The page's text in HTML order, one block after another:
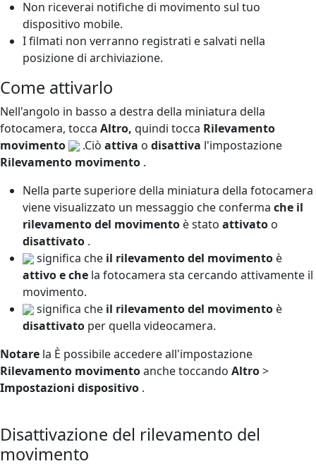
Non riceverai notifiche di movimento sul tuo
dispositivo mobile.
I filmati non verranno registrati e salvati nella
posizione di archiviazione.
Come attivarlo
Nell'angolo in basso a destra della miniatura della
fotocamera, tocca Altro, quindi tocca Rilevamento
movimento
.Ciò attiva o disattiva l'impostazione
Rilevamento movimento .
Nella parte superiore della miniatura della fotocamera
viene visualizzato un messaggio che conferma che il
rilevamento del movimento è stato attivato o
disattivato .
significa che il rilevamento del movimento è
attivo e che la fotocamera sta cercando attivamente il
movimento.
significa che il rilevamento del movimento è
disattivato per quella videocamera.
Notare la È possibile accedere all'impostazione
Rilevamento movimentoanche toccando Altro>
Impostazioni dispositivo .
Disattivazione del rilevamento del
movimento